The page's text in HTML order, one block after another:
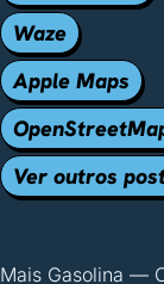
Waze
Apple Maps
Ver outros
Mais Gasolina —